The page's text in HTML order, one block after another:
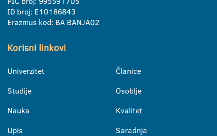
ID broj: E10186843
Erazmus kod: BA BANJA02
Korisni linkovi
Univerzitet
Studije
Nauka
Upis
Članice
Osoblje
Kvalitet
Saradnja